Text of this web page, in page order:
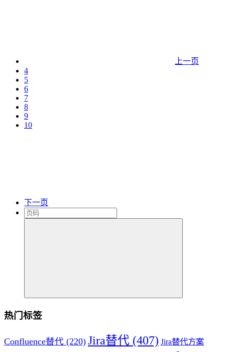
上一页
4
5
6
7
8
9
10
下一页
热门标签
Confluence替代 (220) Jira替代 (407) Jira替代方案